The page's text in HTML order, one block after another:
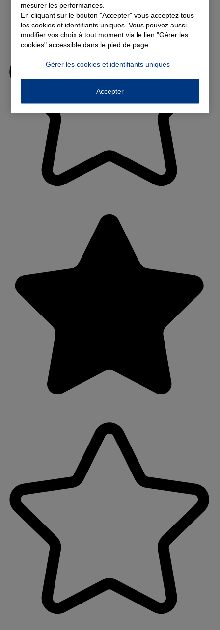
mesurer les performances.
En cliquant sur le bouton "Accepter" vous acceptez tous
les cookies et identifiants uniques. Vous pouvez aussi
modifier vos choix à tout moment via le lien "Gérer les
cookies" accessible dans le pied de page.
Gérer les cookies et identifiants uniques
Accepter